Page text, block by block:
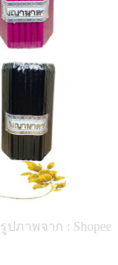
รูปภาพจาก : Shopee